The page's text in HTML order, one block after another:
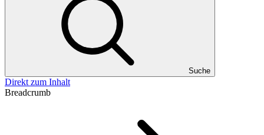
Suche
Direkt zum Inhalt
Breadcrumb